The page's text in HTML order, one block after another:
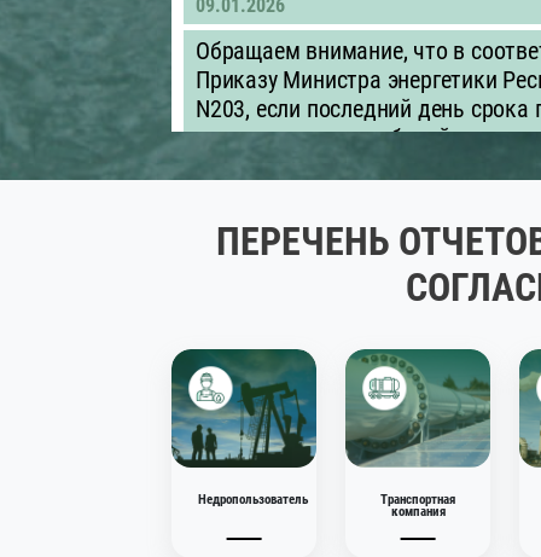
09.01.2026
Обращаем внимание, что в
Приказу Министра энергетики
N203, если последний день
приходится на нерабочий день,
Объявление для
недропользователям
оцифровку контрактных,
быть представлены в
.xls/.xlsx)
29.12.2025
ПЕРЕЧЕНЬ
Недропользователь Транспортная
компания